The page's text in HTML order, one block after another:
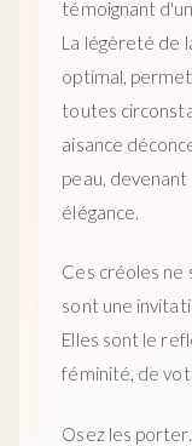
témoignant
La légèreté de
optimal,
toutes
aisance
peau,
élégance.
Ces créoles ne
sont une
Elles sont le
féminité, de
Osez les